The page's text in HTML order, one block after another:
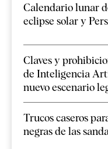
Calendario lunar
eclipse solar y
Claves y
de Inteligencia
nuevo escenario
Trucos caseros
negras de las